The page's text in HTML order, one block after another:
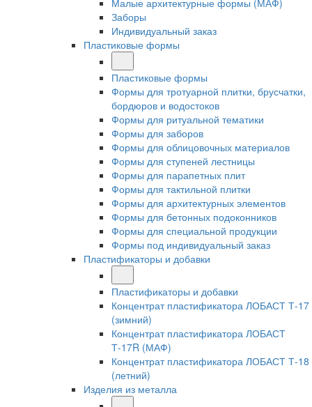
Малые архитектурные формы (МАФ)
Заборы
Индивидуальный заказ
Пластиковые формы
Пластиковые формы
Формы для тротуарной плитки, брусчатки,
бордюров и водостоков
Формы для ритуальной тематики
Формы для заборов
Формы для облицовочных материалов
Формы для ступеней лестницы
Формы для парапетных плит
Формы для тактильной плитки
Формы для архитектурных элементов
Формы для бетонных подоконников
Формы для специальной продукции
Формы под индивидуальный заказ
Пластификаторы и добавки
Пластификаторы и добавки
Концентрат пластификатора ЛОБАСТ Т-17
(зимний)
Концентрат пластификатора ЛОБАСТ
Т-17R (МАФ)
Концентрат пластификатора ЛОБАСТ Т-18
(летний)
Изделия из металла